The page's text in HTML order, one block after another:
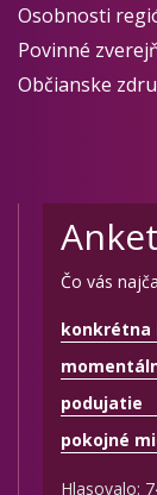
Osobnosti
Povinné
Občianske
Čo vás
konkrétna
podujatie
pokojné
Hlasovalo: